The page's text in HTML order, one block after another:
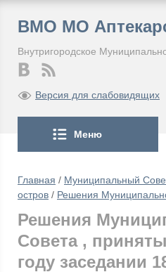
ВМО МО
Версия для слабовидящих
Меню
Главная / Муниципальный
остров / Решения
Решения
Совета ,
году заседании